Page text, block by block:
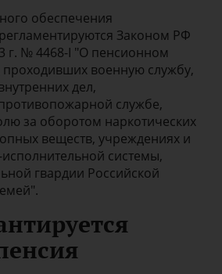
обеспечения
Законом РФ
г. № 4468-I "О пенсионном
военную службу,
дел,
службе,
за оборотом наркотических
веществ, учреждениях и
системы,
гвардии Российской